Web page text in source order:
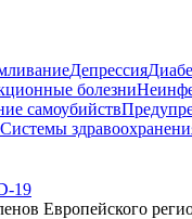
Депрессия
болезни
самоубийств
Системы
19
Европейского